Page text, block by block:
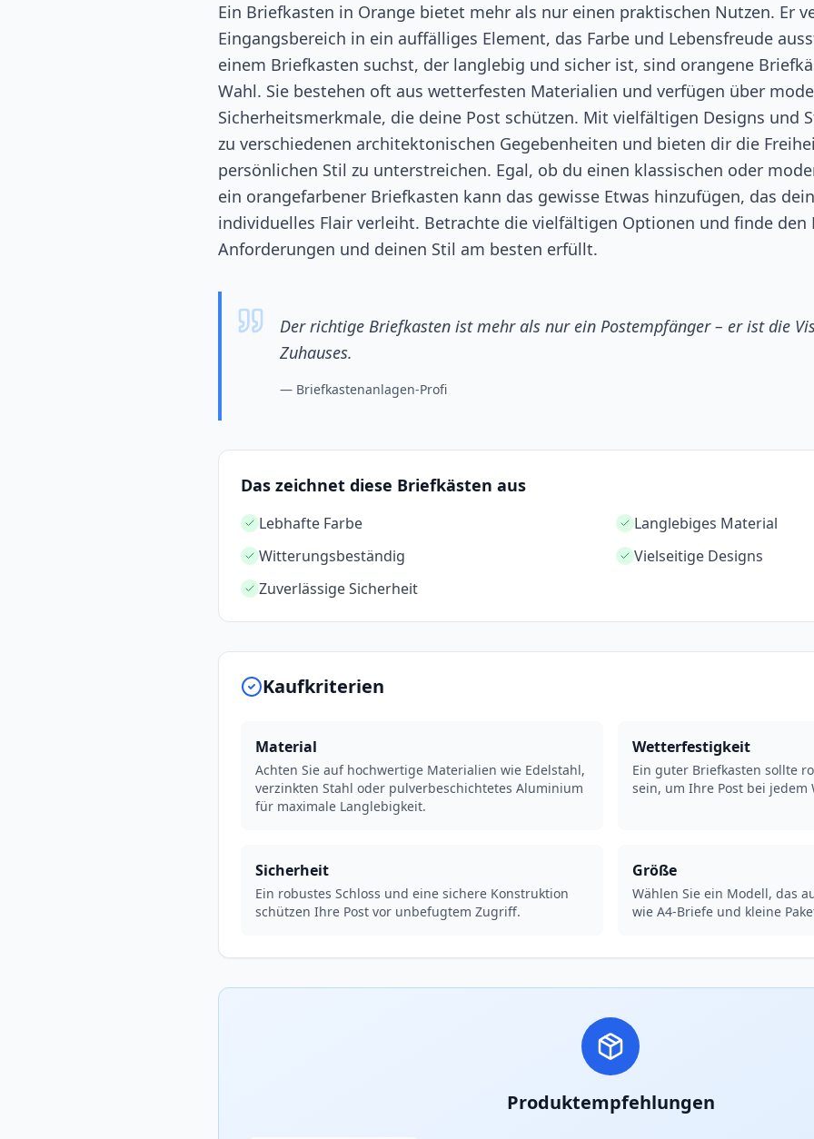
Ein Briefkasten in Orange bietet mehr als nur einen praktischen Nutzen. Er
Eingangsbereich in ein auffälliges Element, das Farbe und Lebensfreude
einem Briefkasten suchst, der langlebig und sicher ist, sind orangene
Wahl. Sie bestehen oft aus wetterfesten Materialien und verfügen über
Sicherheitsmerkmale, die deine Post schützen. Mit vielfältigen Designs und
zu verschiedenen architektonischen Gegebenheiten und bieten dir die
persönlichen Stil zu unterstreichen. Egal, ob du einen klassischen oder
ein orangefarbener Briefkasten kann das gewisse Etwas hinzufügen, das
individuelles Flair verleiht. Betrachte die vielfältigen Optionen und finde den
Anforderungen und deinen Stil am besten erfüllt.
Der richtige Briefkasten ist mehr als nur ein Postempfänger – er ist die
Zuhauses.
— Briefkastenanlagen-Profi
Das zeichnet diese Briefkästen aus
Lebhafte Farbe
Langlebiges Material
Witterungsbeständig
Vielseitige Designs
Zuverlässige Sicherheit
Kaufkriterien
Material
Achten Sie auf hochwertige Materialien wie Edelstahl,
verzinkten Stahl oder pulverbeschichtetes Aluminium
für maximale Langlebigkeit.
Wetterfestigkeit
Ein guter Briefkasten sollte
sein, um Ihre Post bei jedem
Sicherheit
Ein robustes Schloss und eine sichere Konstruktion
schützen Ihre Post vor unbefugtem Zugriff.
Größe
Wählen Sie ein Modell, das
wie A4-Briefe und kleine
Produktempfehlungen